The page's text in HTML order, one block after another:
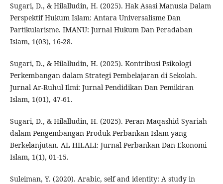
Sugari, D., & Hilalludin, H. (2025). Hak Asasi Manusia Dalam
Perspektif Hukum Islam: Antara Universalisme Dan
Partikularisme. IMANU: Jurnal Hukum Dan Peradaban
Islam, 1(03), 16-28.
Sugari, D., & Hilalludin, H. (2025). Kontribusi Psikologi
Perkembangan dalam Strategi Pembelajaran di Sekolah.
Jurnal Ar-Ruhul Ilmi: Jurnal Pendidikan Dan Pemikiran
Islam, 1(01), 47-61.
Sugari, D., & Hilalludin, H. (2025). Peran Maqashid Syariah
dalam Pengembangan Produk Perbankan Islam yang
Berkelanjutan. AL HILALI: Jurnal Perbankan Dan Ekonomi
Islam, 1(1), 01-15.
Suleiman, Y. (2020). Arabic, self and identity: A study in